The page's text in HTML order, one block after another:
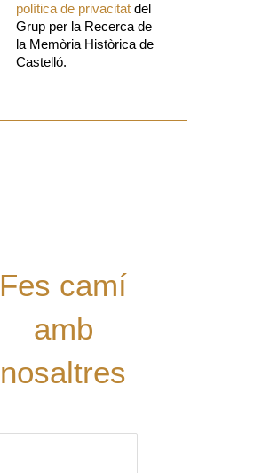
política de privacitat del
Grup per la Recerca de
la Memòria Històrica de
Castelló.
Fes camí
amb
nosaltres